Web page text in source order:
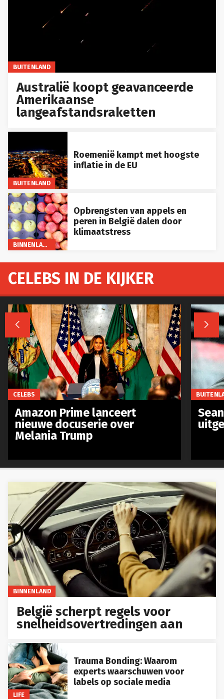
BUITENLAND
Australië koopt geavanceerde
Amerikaanse
langeafstandsraketten
BUITENLAND
Roemenië kampt met hoogste
inflatie in de EU
BINNENLAND
Opbrengsten van appels en
peren in België dalen door
klimaatstress
BINNENLAND
België scherpt regels voor
snelheidsovertredingen aan
LIFE
Trauma Bonding: Waarom
experts waarschuwen voor
labels op sociale media
CELEBS IN DE KIJKER
 
CELEBS
Amazon Prime lanceert
nieuwe docuserie over
Melania Trump